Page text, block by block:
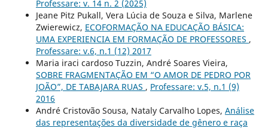
Professare: v. 14 n. 2 (2025)
Jeane Pitz Pukall, Vera Lúcia de Souza e Silva, Marlene
Zwierewicz, ECOFORMAÇÃO NA EDUCAÇÃO BÁSICA:
UMA EXPERIENCIA EM FORMAÇÃO DE PROFESSORES ,
Professare: v.6, n.1 (12) 2017
Maria iraci cardoso Tuzzin, André Soares Vieira,
SOBRE FRAGMENTAÇÃO EM “O AMOR DE PEDRO POR
JOÃO”, DE TABAJARA RUAS , Professare: v.5, n.1 (9)
2016
André Cristovão Sousa, Nataly Carvalho Lopes, Análise
das representações da diversidade de gênero e raça